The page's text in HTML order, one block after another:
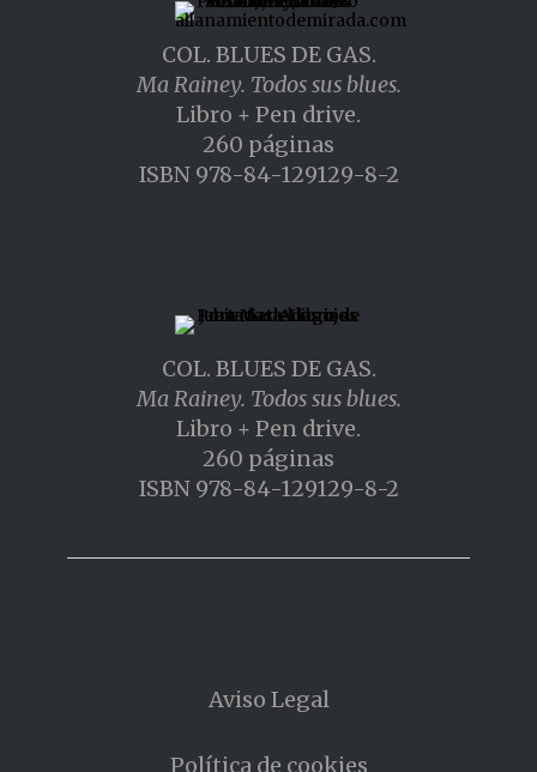
COL. BLUES DE GAS.
Ma Rainey. Todos sus blues.
Libro + Pen drive.
260 páginas
ISBN 978-84-129129-8-2
COL. BLUES DE GAS.
Ma Rainey. Todos sus blues.
Libro + Pen drive.
260 páginas
ISBN 978-84-129129-8-2
Aviso Legal
Política de cookies